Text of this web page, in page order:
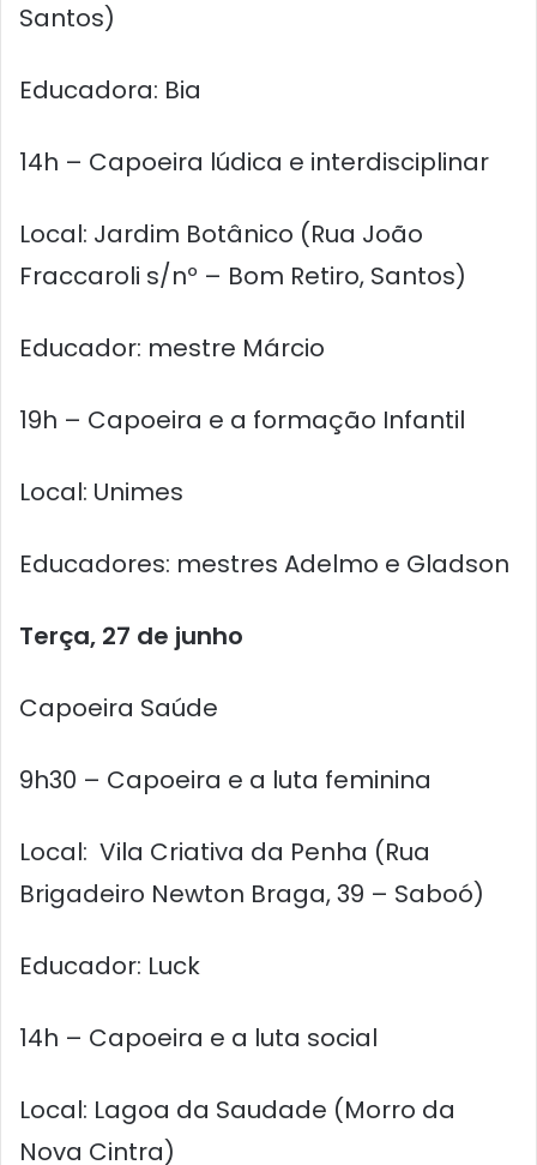
Santos)
Educadora: Bia
14h – Capoeira lúdica e interdisciplinar
Local: Jardim Botânico (Rua João
Fraccaroli s/nº – Bom Retiro, Santos)
Educador: mestre Márcio
19h – Capoeira e a formação Infantil
Local: Unimes
Educadores: mestres Adelmo e Gladson
Terça, 27 de junho
Capoeira Saúde
9h30 – Capoeira e a luta feminina
Local: Vila Criativa da Penha (Rua
Brigadeiro Newton Braga, 39 – Saboó)
Educador: Luck
14h – Capoeira e a luta social
Local: Lagoa da Saudade (Morro da
Nova Cintra)